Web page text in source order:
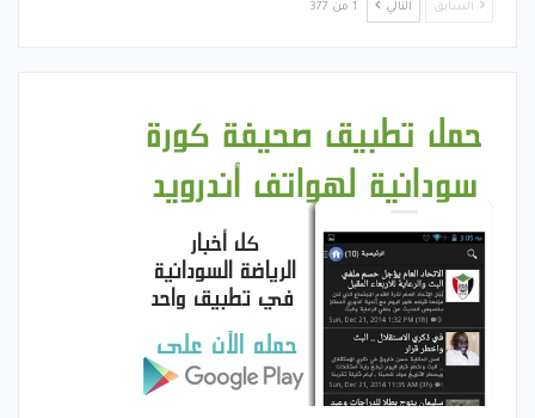
السابق التالي 1 من 377